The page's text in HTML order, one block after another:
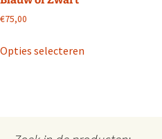
€75,00
Opties selecteren